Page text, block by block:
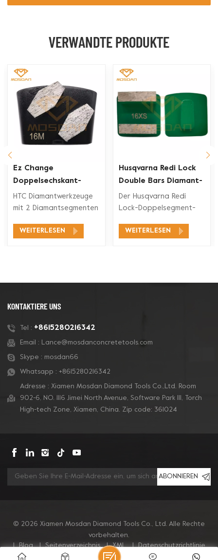
VERWANDTE PRODUKTE
Ez Change
Doppelsechskant-
Segment-Diamant-
Schleifschuh
HTC Diamantwerkzeuge
mit 2 Diamantsegmenten
breites
WEITERLESEN
Husqvarna Redi Lock
Double Bars Diamant-
Schleifschuh für
Betonboden
Der Husqvarna Redi
Lock-Doppelsegment-
mit den Husqvarna Redi
WEITERLESEN
KONTAKTIERE UNS
Tel : +8615280216342
Email : Lance@mosdanconcretetools.com
Skype : mosdan66
Whatsapp : +8615280216342
Adresse : Xiamen Mosdan Diamond Tools Co.,Ltd. Room
902-6, NO. 1116 Jimei North Avenue, Software Park Ill, Torch
High-tech Zone, Xiamen, China. Zip code: 361024
ABONNIEREN
© 2026 Xiamen Mosdan Diamond Tools Co., Ltd. Alle Rechte
vorbehalten.
|
Blog | Seitenverzeichnis | XML | Datenschutzrichtlinie